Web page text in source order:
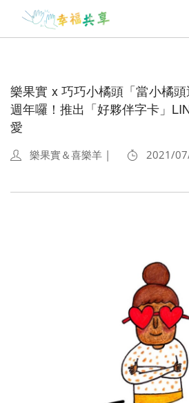
最新消息
我要贊助
Q&A
最新一季翻翻卡
樂果實 x 巧巧小橘頭「當小橘
週年囉！推出「好夥伴字卡」
愛
樂果實＆喜樂羊 | 2021/